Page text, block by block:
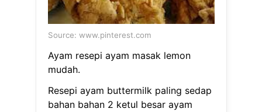
Source: www.pinterest.com
Ayam resepi ayam masak lemon
mudah.
Resepi ayam buttermilk paling sedap
bahan bahan 2 ketul besar ayam